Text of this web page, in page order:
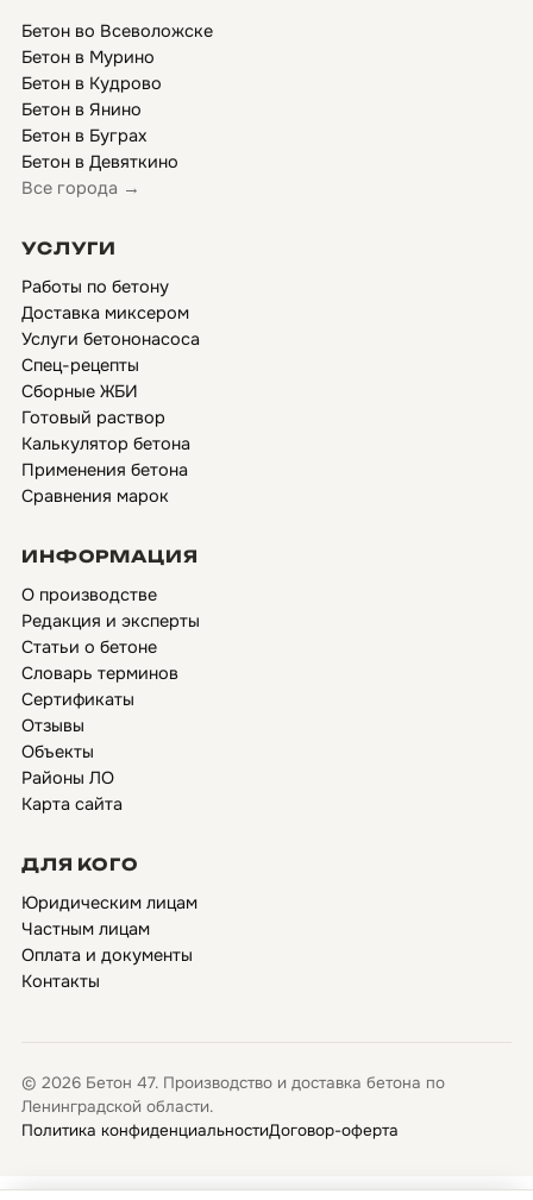
Бетон во Всеволожске
Бетон в Мурино
Бетон в Кудрово
Бетон в Янино
Бетон в Буграх
Бетон в Девяткино
Все города →
УСЛУГИ
Работы по бетону
Доставка миксером
Услуги бетононасоса
Спец-рецепты
Сборные ЖБИ
Готовый раствор
Калькулятор бетона
Применения бетона
Сравнения марок
ИНФОРМАЦИЯ
О производстве
Редакция и эксперты
Статьи о бетоне
Словарь терминов
Сертификаты
Отзывы
Объекты
Районы ЛО
Карта сайта
ДЛЯ КОГО
Юридическим лицам
Частным лицам
Оплата и документы
Контакты
© 2026 Бетон 47. Производство и доставка бетона по
Ленинградской области.
Политика конфиденциальностиДоговор-оферта